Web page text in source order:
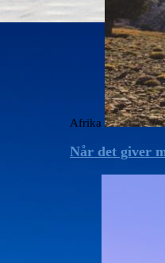
Afrika
Når det giver